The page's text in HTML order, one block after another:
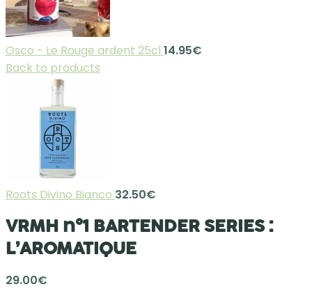
Osco - Le Rouge ardent 25cl 14.95€
Back to products
Roots Divino Bianco 32.50€
VRMH n°1 BARTENDER SERIES :
L’AROMATIQUE
29.00€